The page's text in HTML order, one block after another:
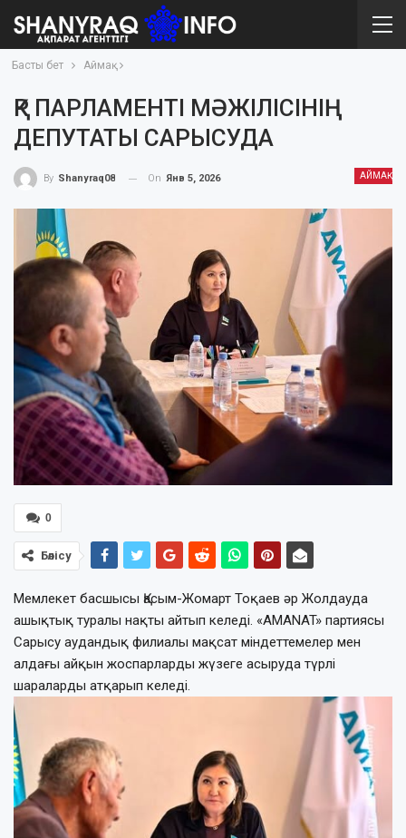
Басты бет Аймақ
ҚР ПАРЛАМЕНТІ МӘЖІЛІСІНІҢ
ДЕПУТАТЫ САРЫСУДА
АЙМАҚ
By Shanyraq08 On Янв 5, 2026
0
Бөлісу
Мемлекет басшысы Қасым-Жомарт Тоқаев әр Жолдауда
ашықтық туралы нақты айтып келеді. «AMANAT» партиясы
Сарысу аудандық филиалы мақсат міндеттемелер мен
алдағы айқын жоспарларды жүзеге асыруда түрлі
шараларды атқарып келеді.